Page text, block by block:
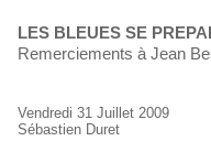
LES BLEUES SE
Remerciements à Jean
Vendredi 31 Juillet 2009
Sébastien Duret